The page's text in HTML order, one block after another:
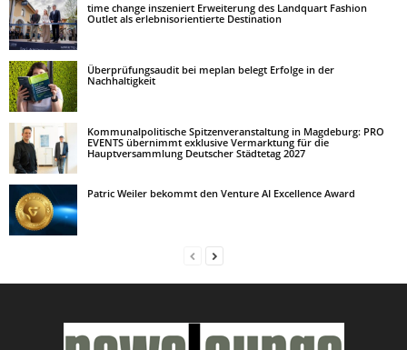
time change inszeniert Erweiterung des Landquart Fashion
Outlet als erlebnisorientierte Destination
Überprüfungsaudit bei meplan belegt Erfolge in der
Nachhaltigkeit
Kommunalpolitische Spitzenveranstaltung in Magdeburg: PRO
EVENTS übernimmt exklusive Vermarktung für die
Hauptversammlung Deutscher Städtetag 2027
Patric Weiler bekommt den Venture AI Excellence Award